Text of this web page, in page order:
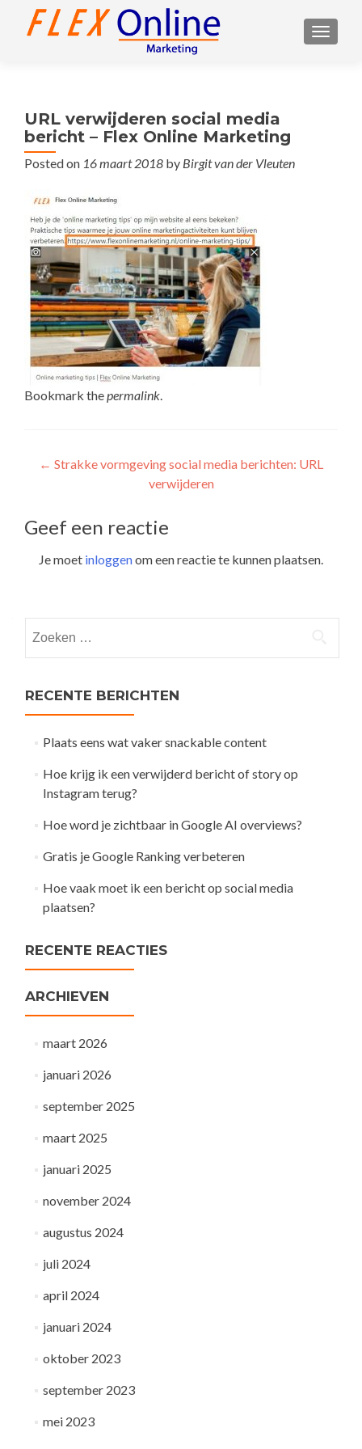
URL verwijderen social media
bericht – Flex Online Marketing
Posted on 16 maart 2018 by Birgit van der Vleuten
Bookmark thepermalink.
Post
navigation
← Strakke vormgeving social media berichten: URL
verwijderen
Geef een reactie
Je moet inloggenom een reactie te kunnen plaatsen.
naar:
RECENTE BERICHTEN
Plaats eens wat vaker snackable content
Hoe krijg ik een verwijderd bericht of story op
Instagram terug?
Hoe word je zichtbaar in Google AI overviews?
Gratis je Google Ranking verbeteren
Hoe vaak moet ik een bericht op social media
plaatsen?
RECENTE REACTIES
ARCHIEVEN
maart 2026
januari 2026
september 2025
maart 2025
januari 2025
november 2024
augustus 2024
juli 2024
april 2024
januari 2024
oktober 2023
september 2023
mei 2023